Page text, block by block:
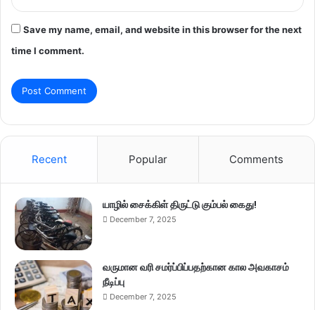
Save my name, email, and website in this browser for the next
time I comment.
Recent Popular Comments
யாழில் சைக்கிள் திருட்டு கும்பல் கைது!
December 7, 2025
வருமான வரி சமர்ப்பிப்பதற்கான கால அவகாசம்
நீடிப்பு
December 7, 2025